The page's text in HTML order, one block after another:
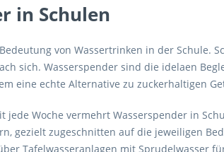
in Schulen
von Wassertrinken in der Schule.
sich. Wasserspender sind die idelaen
eine echte Alternative zu zuckerhaltigen
jede Woche vermehrt Wasserspender in
gezielt zugeschnitten auf die jeweiligen
Tafelwasseranlagen mit Sprudelwasser